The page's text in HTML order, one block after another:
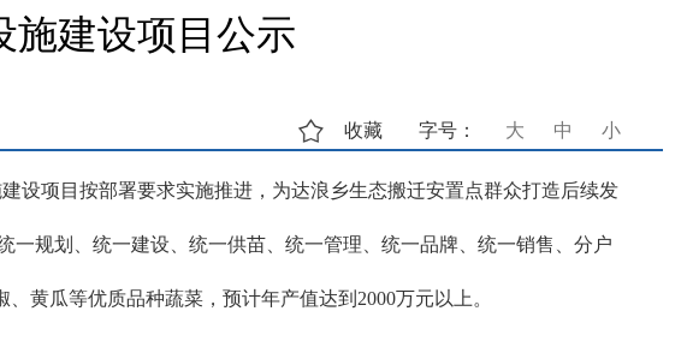
施建设项目公示
字号： 大 中 小
收藏
设项目按部署要求实施推进，为达浪乡生态搬迁安置点群众打造后续发
规划、统一建设、统一供苗、统一管理、统一品牌、统一销售、分户
黄瓜等优质品种蔬菜，预计年产值达到2000万元以上。